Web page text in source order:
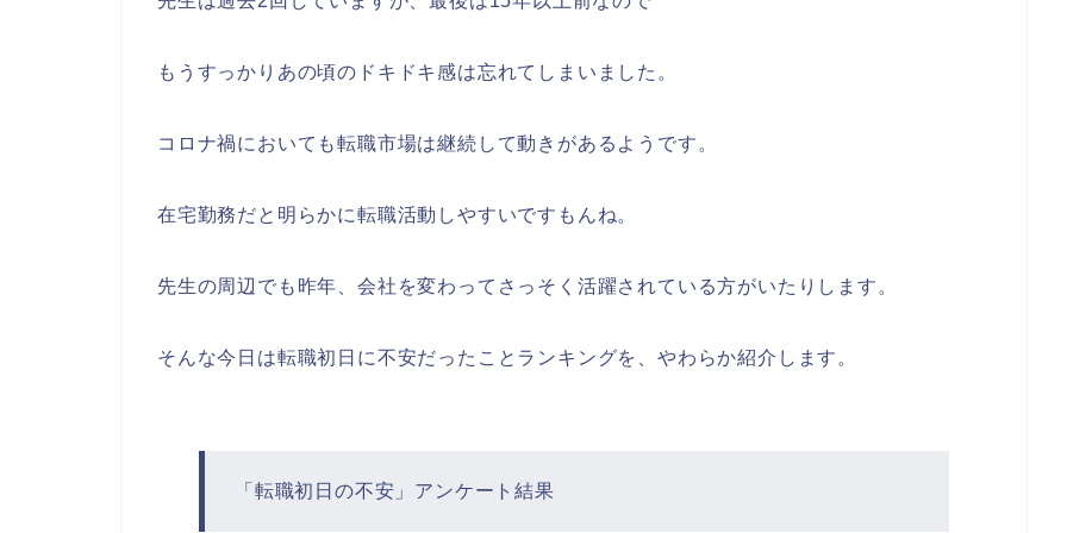
もうすっかりあの頃のドキドキ感は忘れてしまいました。
コロナ禍においても転職市場は継続して動きがあるようです。
在宅勤務だと明らかに転職活動しやすいですもんね。
先生の周辺でも昨年、会社を変わってさっそく活躍されている方がいたりします。
そんな今日は転職初日に不安だったことランキングを、やわらか紹介します。
「転職初日の不安」アンケート結果